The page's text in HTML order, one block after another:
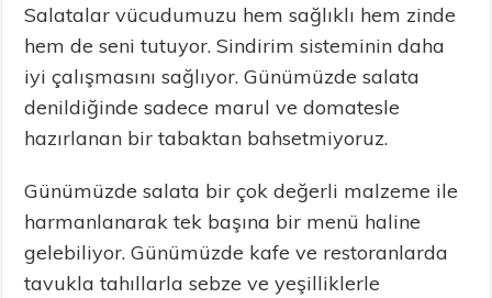
Salatalar vücudumuzu hem sağlıklı hem zinde
hem de seni tutuyor. Sindirim sisteminin daha
iyi çalışmasını sağlıyor. Günümüzde salata
denildiğinde sadece marul ve domatesle
hazırlanan bir tabaktan bahsetmiyoruz.
Günümüzde salata bir çok değerli malzeme ile
harmanlanarak tek başına bir menü haline
gelebiliyor. Günümüzde kafe ve restoranlarda
tavukla tahıllarla sebze ve yeşilliklerle